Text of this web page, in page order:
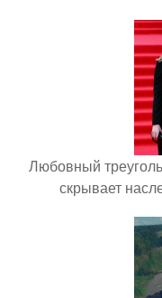
Любовный
скрывает